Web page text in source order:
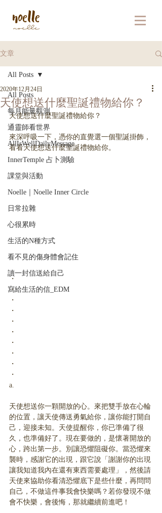
文章
All Posts
每月能量觀測
通靈師看世界
AllIsWellDailyMessage
InnerTemple 占卜測驗
課堂與活動
Noelle｜Noelle Inner Circle
日常拉雜
心很累時
生活的N種方式
看不見的傷身體會記住
讀一封信送給自己
寫給生活的信_EDM
All Posts
天使想送什麼聖誕禮物給你？
2020年12月24日
天使想送什麼聖誕禮物給你？
來深呼吸一下，憑你的直覺選一個聖誕掛飾，
看看天使想送什麼聖誕禮物給你。
・
・
・
・
・
・
・
・
・
・
a.
天使想送你一顆開放的心。來把雙手放在心輪
的位置，讓天使傳送勇氣給你，讓你能打開自
己，迎接未知。天使提醒你，你已準備了很
久，也準備好了。現在要做的，是懷著開放的
心，跨出第一步。別讓恐懼阻礙你。當恐懼來
襲時，感謝它的出現，跟它說「謝謝你的出現
讓我知道我內在還有東西需要處理」，然後請
天使來協助你看清恐懼底下是些什麼，再問問
自己，不做這件事我會快樂嗎？若你發現不做
會不快樂，會後悔，那就繼續前進吧！